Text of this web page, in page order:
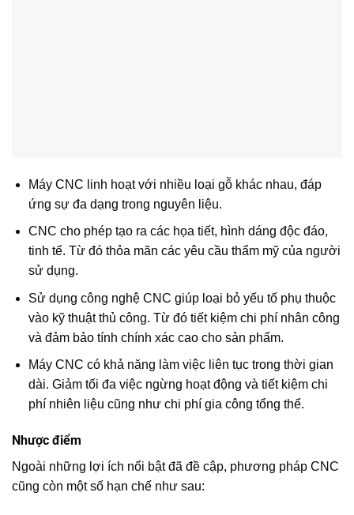
Máy CNC linh hoạt với nhiều loại gỗ khác nhau, đáp
ứng sự đa dạng trong nguyên liệu.
CNC cho phép tạo ra các họa tiết, hình dáng độc đáo,
tinh tế. Từ đó thỏa mãn các yêu cầu thẩm mỹ của người
sử dụng.
Sử dụng công nghệ CNC giúp loại bỏ yếu tố phụ thuộc
vào kỹ thuật thủ công. Từ đó tiết kiệm chi phí nhân công
và đảm bảo tính chính xác cao cho sản phẩm.
Máy CNC có khả năng làm việc liên tục trong thời gian
dài. Giảm tối đa việc ngừng hoạt động và tiết kiệm chi
phí nhiên liệu cũng như chi phí gia công tổng thể.
Nhược điểm
Ngoài những lợi ích nổi bật đã đề cập, phương pháp CNC
cũng còn một số hạn chế như sau: